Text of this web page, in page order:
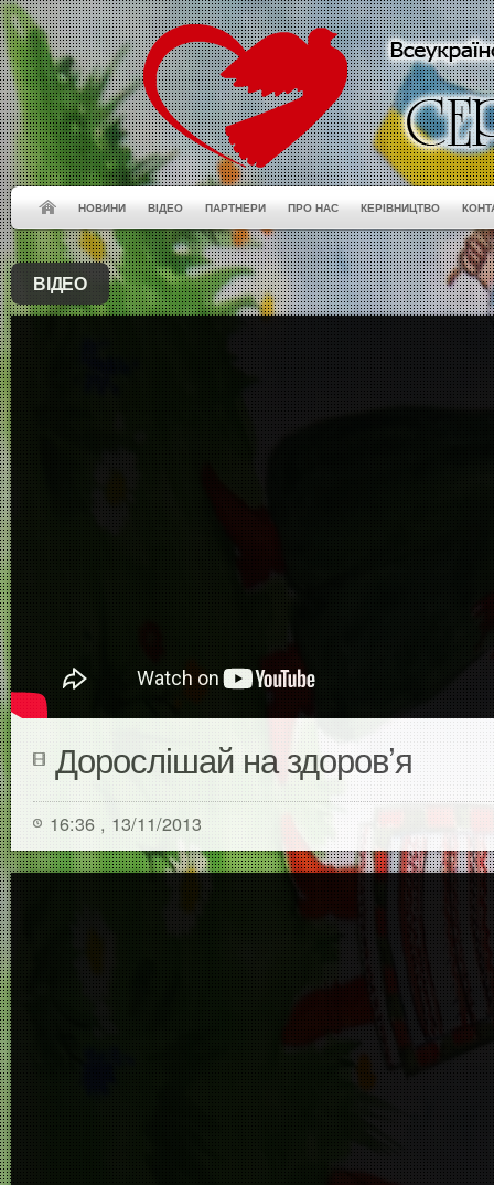
НОВИНИ ВІДЕО ПАРТНЕРИ ПРО НАС КЕРІВНИЦТВО
ВІДЕО
Дорослішай на здоров’я
16:36 , 13/11/2013